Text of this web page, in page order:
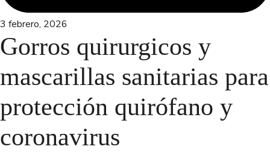
3 febrero, 2026
Gorros quirurgicos y
mascarillas sanitarias para
protección quirófano y
coronavirus